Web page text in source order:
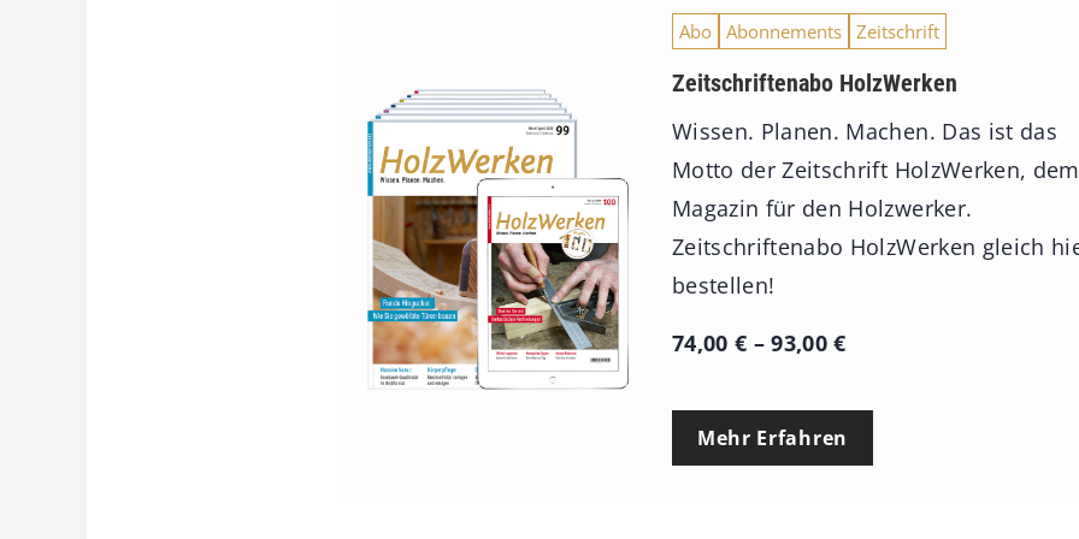
Abo Abonnements Zeitschrift
Zeitschriftenabo HolzWerken
Wissen. Planen. Machen. Das ist das
Motto der Zeitschrift HolzWerken, dem
Magazin für den Holzwerker.
Zeitschriftenabo HolzWerken gleich
bestellen!
74,00 € –93,00€P
e
Mehr Erfahren